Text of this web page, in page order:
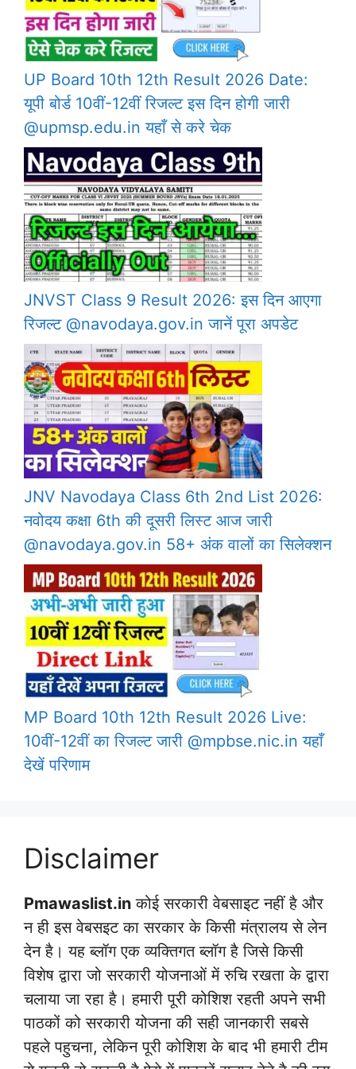
UP Board 10th 12th Result 2026 Date:
यूपी बोर्ड 10वीं-12वीं रिजल्ट इस दिन होगी जारी
@upmsp.edu.in यहाँ से करे चेक
JNVST Class 9 Result 2026: इस दिन आएगा
रिजल्ट @navodaya.gov.in जानें पूरा अपडेट
JNV Navodaya Class 6th 2nd List 2026:
नवोदय कक्षा 6th की दूसरी लिस्ट आज जारी
@navodaya.gov.in 58+ अंक वालों का सिलेक्शन
MP Board 10th 12th Result 2026 Live:
10वीं-12वीं का रिजल्ट जारी @mpbse.nic.in यहाँ
देखें परिणाम
Disclaimer
Pmawaslist.in कोई सरकारी वेबसाइट नहीं है और
न ही इस वेबसइट का सरकार के किसी मंत्रालय से लेन
देन है। यह ब्लॉग एक व्यक्तिगत ब्लॉग है जिसे किसी
विशेष द्वारा जो सरकारी योजनाओं में रुचि रखता के द्वारा
चलाया जा रहा है। हमारी पूरी कोशिश रहती अपने सभी
पाठकों को सरकारी योजना की सही जानकारी सबसे
पहले पहुचना, लेकिन पूरी कोशिश के बाद भी हमारी टीम